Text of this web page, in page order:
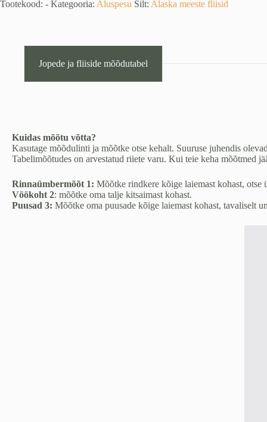
S
Tootekood: - Kategooria: Aluspesu Silt: Alaska meeste fliisid
Jopede ja fliiside mõõdutabel
Kuidas mõõtu võtta?
Kasutage mõõdulinti ja mõõtke otse kehalt. Suuruse juhendis
Tabelimõõtudes on arvestatud riiete varu. Kui teie keha mõõtmed
Rinnaümbermõõt 1: Mõõtke rindkere kõige laiemast kohast, otse
Vöökoht 2: mõõtke oma talje kitsaimast kohast.
Puusad 3: Mõõtke oma puusade kõige laiemast kohast, tavaliselt